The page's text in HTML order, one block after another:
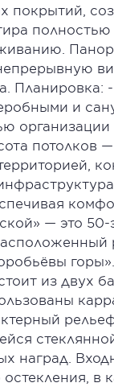
покрытий,
Планировка:
и
организации
потолков
— это 50-
из двух
наград.
остекления, в